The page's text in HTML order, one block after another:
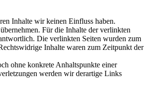
Inhalte wir keinen Einfluss haben.
Für die Inhalte der verlinkten
Die verlinkten Seiten wurden zum
Inhalte waren zum Zeitpunkt der
ohne konkrete Anhaltspunkte einer
werden wir derartige Links